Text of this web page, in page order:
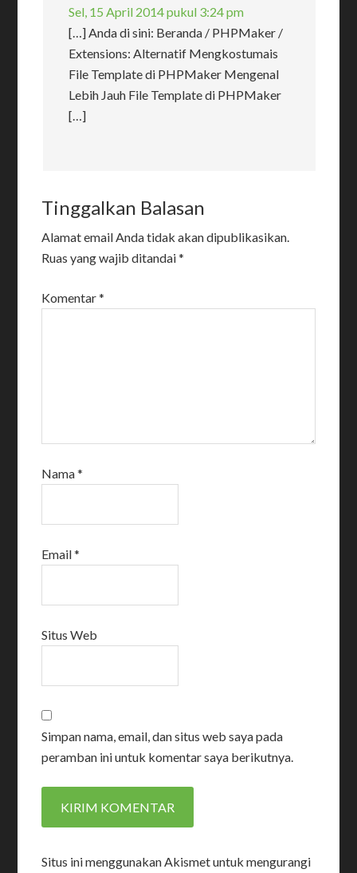
Sel, 15 April 2014 pukul 3:24 pm
[…] Anda di sini: Beranda / PHPMaker /
Extensions: Alternatif Mengkostumais
File Template di PHPMaker Mengenal
Lebih Jauh File Template di PHPMaker
[…]
Tinggalkan Balasan
Alamat email Anda tidak akan dipublikasikan.
Ruas yang wajib ditandai*
Komentar*
Nama*
Email*
Situs Web
Simpan nama, email, dan situs web saya pada
peramban ini untuk komentar saya berikutnya.
Situs ini menggunakan Akismet untuk mengurangi